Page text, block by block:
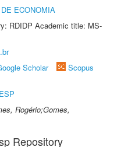
ECONOMIA
RDIDP Academic title: MS-
Scholar
Scopus
Rogério;Gomes,
Repository